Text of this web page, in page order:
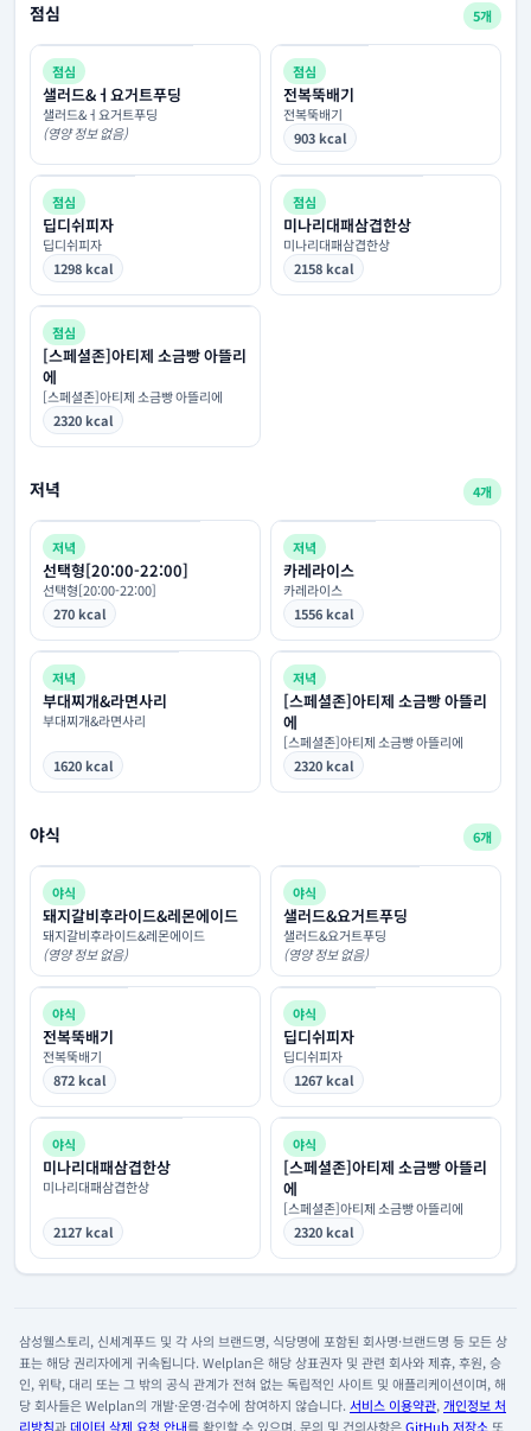
점심 5개
점심
샐러드&ㅓ요거트푸딩
샐러드&ㅓ요거트푸딩
(영양 정보 없음)
점심
전복뚝배기
전복뚝배기
903 kcal
점심
딥디쉬피자
딥디쉬피자
1298 kcal
점심
미나리대패삼겹한상
미나리대패삼겹한상
2158 kcal
점심
[스페셜존]아티제 소금빵 아뜰리
에
[스페셜존]아티제 소금빵 아뜰리에
2320 kcal
저녁 4개
저녁
선택형[20:00-22:00]
선택형[20:00-22:00]
270 kcal
저녁
카레라이스
카레라이스
1556 kcal
저녁
부대찌개&라면사리
부대찌개&라면사리
1620 kcal
저녁
[스페셜존]아티제 소금빵 아뜰리
에
[스페셜존]아티제 소금빵 아뜰리에
2320 kcal
야식 6개
야식
돼지갈비후라이드&레몬에이드
돼지갈비후라이드&레몬에이드
(영양 정보 없음)
야식
샐러드&요거트푸딩
샐러드&요거트푸딩
(영양 정보 없음)
야식
전복뚝배기
전복뚝배기
872 kcal
야식
딥디쉬피자
딥디쉬피자
1267 kcal
야식
미나리대패삼겹한상
미나리대패삼겹한상
2127 kcal
야식
[스페셜존]아티제 소금빵 아뜰리
에
[스페셜존]아티제 소금빵 아뜰리에
2320 kcal
삼성웰스토리, 신세계푸드 및 각 사의 브랜드명, 식당명에 포함된 회사명·브랜드명 등 모든 상
표는 해당 권리자에게 귀속됩니다. Welplan은 해당 상표권자 및 관련 회사와 제휴, 후원, 승
인, 위탁, 대리 또는 그 밖의 공식 관계가 전혀 없는 독립적인 사이트 및 애플리케이션이며, 해
당 회사들은 Welplan의 개발·운영·검수에 참여하지 않습니다. 서비스 이용약관, 개인정보 처
리방침과데이터 삭제 요청 안내를 확인할 수 있으며, 문의 및 건의사항은GitHub 저장소 또